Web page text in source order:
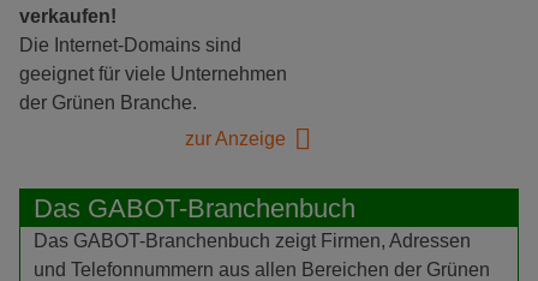
verkaufen!
Die Internet-Domains sind
geeignet für viele Unternehmen
der Grünen Branche.
zur Anzeige
Das GABOT-Branchenbuch
Das GABOT-Branchenbuch zeigt Firmen, Adressen
und Telefonnummern aus allen Bereichen der Grünen